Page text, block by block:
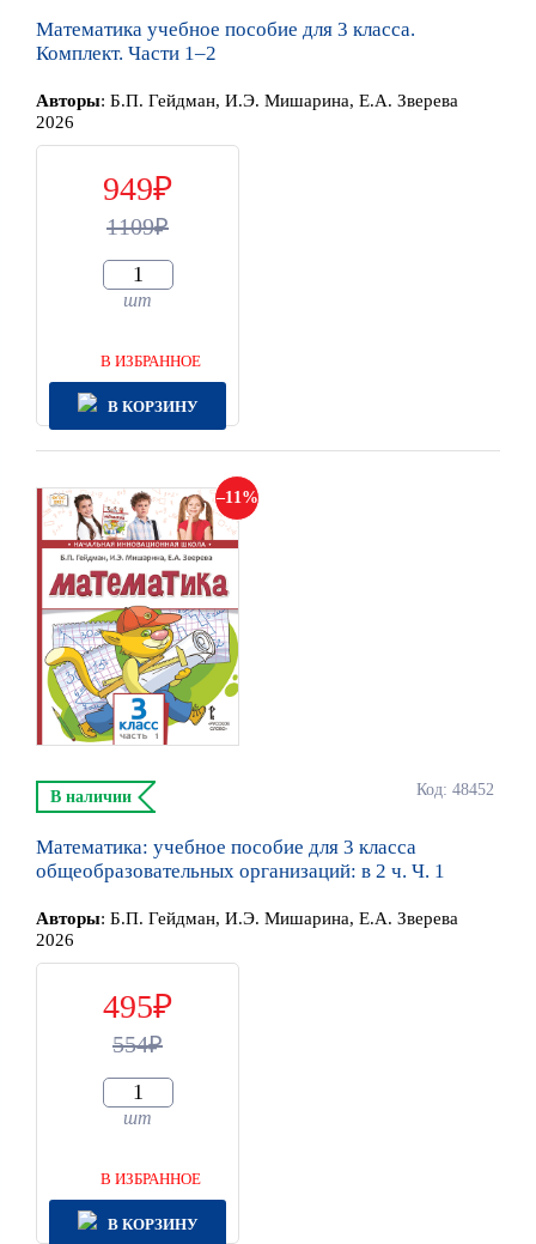
Математика учебное пособие для 3 класса.
Комплект. Части 1–2
Авторы: Б.П. Гейдман, И.Э. Мишарина, Е.А. Зверева
2026
949
1109
шт
В ИЗБРАННОЕ
В КОРЗИНУ
11
Код: 48452
В наличии
Математика: учебное пособие для 3 класса
общеобразовательных организаций: в 2 ч. Ч. 1
Авторы: Б.П. Гейдман, И.Э. Мишарина, Е.А. Зверева
2026
495
554
шт
В ИЗБРАННОЕ
В КОРЗИНУ